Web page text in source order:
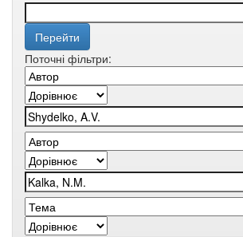
Поточні фільтри: